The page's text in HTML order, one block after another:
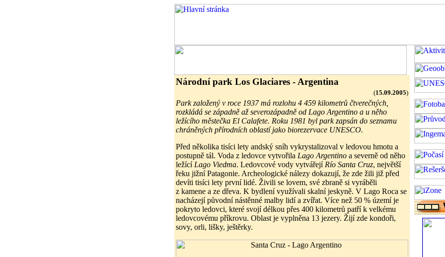
Národní park Los Glaciares - Argentina
(15.09.2005)
Park založený v roce 1937 má rozlohu 4 459 kilometrů čtverečných,
rozkládá se západně až severozápadně od Lago Argentino a u něho
ležícího městečka El Calafete. Roku 1981 byl park zapsán do seznamu
chráněných přírodních oblastí jako biorezervace UNESCO.
Před několika tisíci lety andský sníh vykrystalizoval v ledovou hmotu a
postupně tál. Voda z ledovce vytvořila Lago Argentino a severně od něho
ležící Lago Viedma. Ledovcové vody vytvářejí Río Santa Cruz, největší
řeku jižní Patagonie. Archeologické nálezy dokazují, že zde žili již před
devíti tisíci lety první lidé. Živili se lovem, své zbraně si vyráběli
z kamene a ze dřeva. K bydlení využívali skalní jeskyně. V Lago Roca se
nacházejí původní nástěnné malby lidí a zvířat. Více než 50 % území je
pokryto ledovci, které svojí délkou přes 400 kilometrů patří k velkému
ledovcovému příkrovu. Oblast je vyplněna 13 jezery. Žijí zde kondoři,
sovy, orli, lišky, ještěrky.